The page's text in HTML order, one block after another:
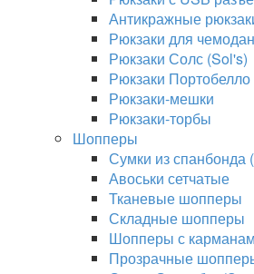
Антикражные
Рюкзаки для
Рюкзаки Солс (Sol's)
Рюкзаки
Рюкзаки-мешки
Рюкзаки-торбы
Шопперы
Сумки из спанбонда
Авоськи сетчатые
Тканевые шопперы
Складные шопперы
Шопперы с
Прозрачные